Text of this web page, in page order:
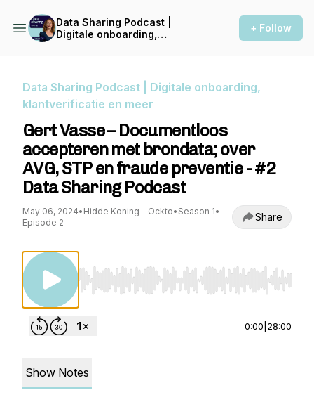
Data Sharing Podcast |
Digitale onboarding,
+ Follow
Data Sharing Podcast | Digitale onboarding,
klantverificatie en meer
Gert Vasse – Documentloos
accepteren met brondata; over
AVG, STP en fraude preventie - #2
Data Sharing Podcast
May 06, 2024• Hidde Koning - Ockto• Season 1•
Episode 2
Share
Use Left/Right to seek, Home/End to jump
0:00 28:00
Show Notes